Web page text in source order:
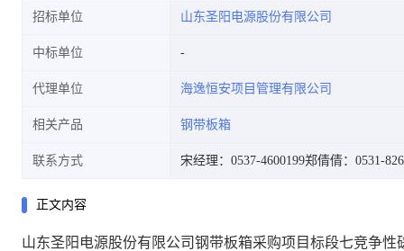
招标单位 山东圣阳电源股份有限公司
中标单位
代理单位 海逸恒安项目管理有限公司
相关产品 钢带板箱
联系方式 宋经理：0537-4600199郑倩倩：0531-
正文内容
山东圣阳电源股份有限公司钢带板箱采购项目标段七竞争性